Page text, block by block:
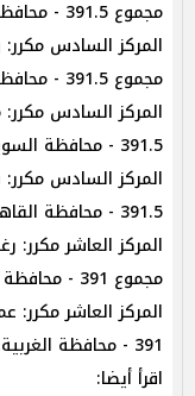
مجموع 391.5 - محافظة أسيوط.
المركز السادس
مجموع 391.5 - محافظة المنوفية.
المركز السادس
391.5 - محافظة السويس.
المركز السادس
391.5 - محافظة القاهرة.
المركز العاشر
مجموع 391 - محافظة القاهرة.
المركز العاشر
391 - محافظة الغربية.
اقرأ أيضا: